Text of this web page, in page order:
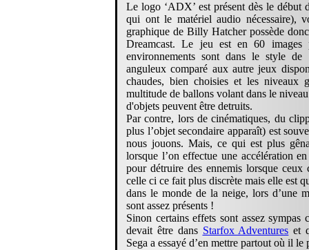
Le logo ‘ADX’ est présent dès le
qui ont le matériel audio nécessaire),
graphique de Billy Hatcher possède
Dreamcast. Le jeu est en 60 images
environnements sont dans le style de
anguleux comparé aux autre jeux
chaudes, bien choisies et les niveaux
multitude de ballons volant dans le
d'objets peuvent être detruits.
Par contre, lors de cinématiques, du
plus l’objet secondaire apparaît) est
nous jouons. Mais, ce qui est plus
lorsque l’on effectue une accélération
pour détruire des ennemis lorsque
celle ci ce fait plus discrète mais elle est
dans le monde de la neige, lors d’une
sont assez présents !
Sinon certains effets sont assez
devait être dans Starfox Adventures et
Sega a essayé d’en mettre partout où il le